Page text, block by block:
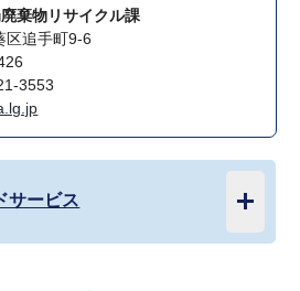
棄物リサイクル課
追手町9-6
3553
サービス